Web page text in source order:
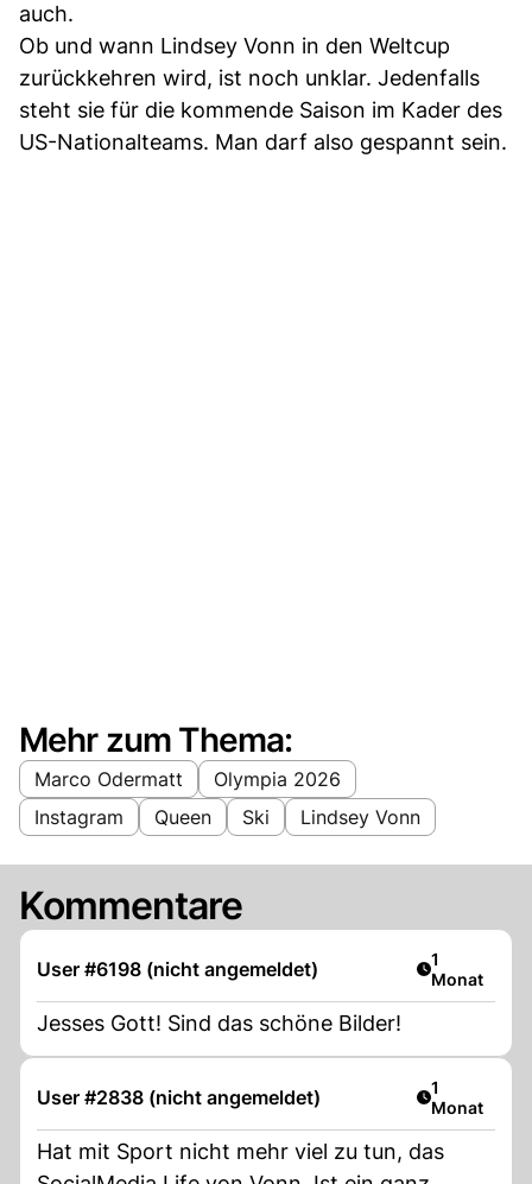
auch.
Ob und wann Lindsey Vonn in den Weltcup
zurückkehren wird, ist noch unklar. Jedenfalls
steht sie für die kommende Saison im Kader des
US-Nationalteams. Man darf also gespannt sein.
Mehr zum Thema:
Marco Odermatt
Olympia 2026
Instagram
Queen Ski Lindsey Vonn
Kommentare
User #6198 (nicht angemeldet) Artikel
1
Monat
Jesses Gott! Sind das schöne Bilder!
User #2838 (nicht angemeldet) Artikel
1
Monat
Hat mit Sport nicht mehr viel zu tun, das